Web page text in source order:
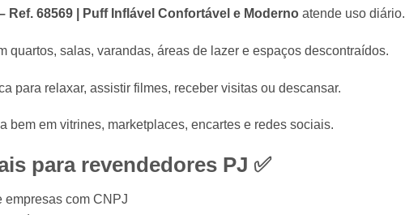
Ref. 68569 | Puff Inflável Confortável e Moderno atende uso diário.
quartos, salas, varandas, áreas de lazer e espaços descontraídos.
para relaxar, assistir filmes, receber visitas ou descansar.
bem em vitrines, marketplaces, encartes e redes sociais.
para revendedores PJ ✅
empresas com CNPJ